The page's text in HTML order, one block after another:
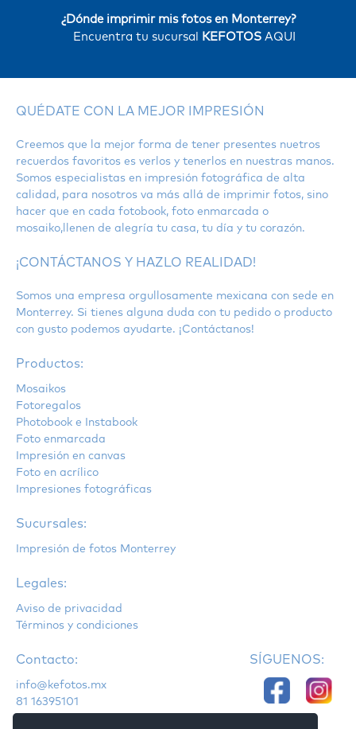
¿Dónde imprimir mis fotos en Monterrey?
Encuentra tu sucursal
KEFOTOS AQUI
QUÉDATE CON LA MEJOR IMPRESIÓN
Creemos que la mejor forma de tener presentes nuetros
recuerdos favoritos es verlos y tenerlos en nuestras manos.
Somos especialistas en impresión fotográfica de alta
calidad, para nosotros va más allá de imprimir fotos, sino
hacer que en cada fotobook, foto enmarcada o
mosaiko,llenen de alegría tu casa, tu día y tu corazón.
¡CONTÁCTANOS Y HAZLO REALIDAD!
Somos una empresa orgullosamente mexicana con sede en
Monterrey. Si tienes alguna duda con tu pedido o producto
con gusto podemos ayudarte. ¡Contáctanos!
Productos:
Mosaikos
Fotoregalos
Photobook e Instabook
Foto enmarcada
Impresión en canvas
Foto en acrílico
Impresiones fotográficas
Sucursales:
Impresión de fotos Monterrey
Legales:
Aviso de privacidad
Términos y condiciones
Contacto:
info@kefotos.mx
81 16395101
SÍGUENOS: